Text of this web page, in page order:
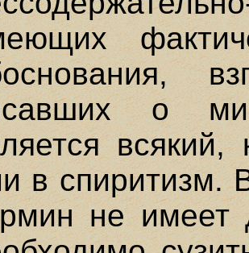
о
в спиритизм.
не имеет